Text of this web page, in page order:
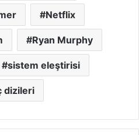
Netflix
Ryan Murphy
sistem eleştirisi
dizileri